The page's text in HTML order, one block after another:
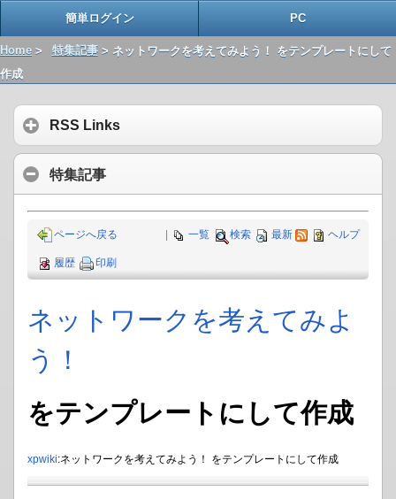
簡単ログイン PC
Home > 特集記事> ネットワークを考えてみよう！ をテンプレートにして
作成
RSS Links
特集記事
一覧 検索 最新 ヘルプ
ページへ戻る
履歴 印刷
ネットワークを考えてみよ
う！
をテンプレートにして作成
xpwiki:ネットワークを考えてみよう！ をテンプレートにして作成